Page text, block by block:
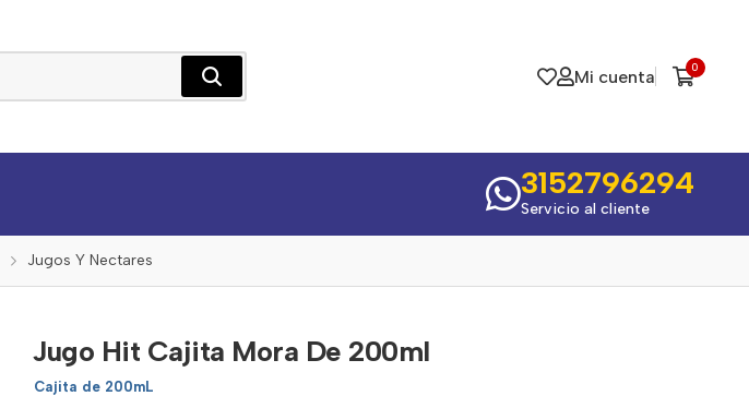
Mi cuenta 0
3152796294
Servicio al cliente
Jugos Y Nectares
Jugo Hit Cajita Mora De 200ml
Cajita de 200mL